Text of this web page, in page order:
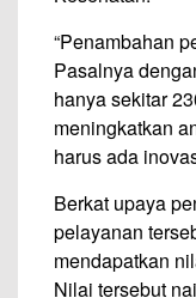
“Penambahan
Pasalnya
hanya sekitar
meningkatkan
harus ada
Berkat upaya
pelayanan
mendapatkan
Nilai tersebut